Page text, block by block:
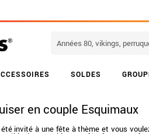
SOLDES
en couple Esquimaux
invité à une fête à thème et vous